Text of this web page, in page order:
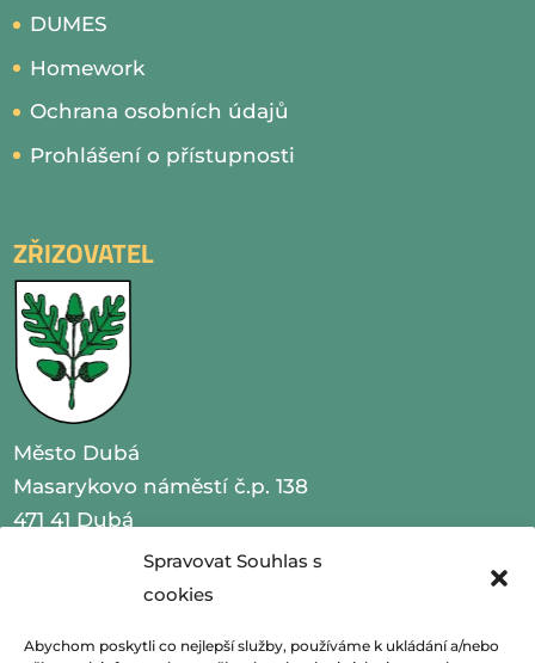
Spravovat Souhlas s
cookies
Abychom poskytli co nejlepší služby, používáme k ukládání a/nebo
DUMES
Homework
Ochrana osobních údajů
Prohlášení o přístupnosti
ZŘIZOVATEL
Město Dubá
Masarykovo náměstí č.p. 138
471 41 Dubá
IČO 00260479